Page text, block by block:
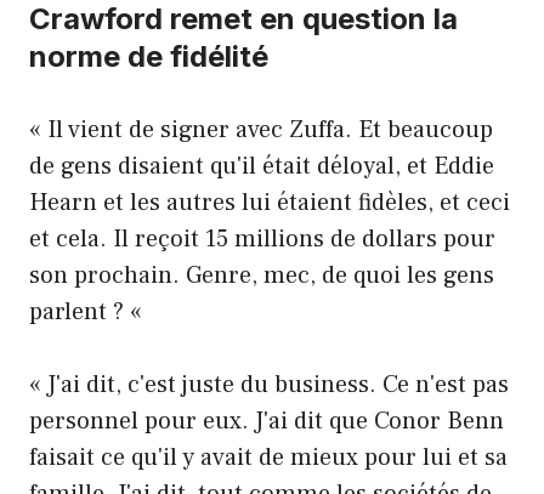
Crawford remet en question la
norme de fidélité
« Il vient de signer avec Zuffa. Et beaucoup
de gens disaient qu'il était déloyal, et Eddie
Hearn et les autres lui étaient fidèles, et ceci
et cela. Il reçoit 15 millions de dollars pour
son prochain. Genre, mec, de quoi les gens
parlent ? «
« J'ai dit, c'est juste du business. Ce n'est pas
personnel pour eux. J'ai dit que Conor Benn
faisait ce qu'il y avait de mieux pour lui et sa